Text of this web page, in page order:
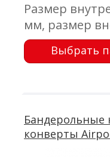
Размер
мм, размер
170х225 мм,
крафтВыбрать
Бандерольные
конверты